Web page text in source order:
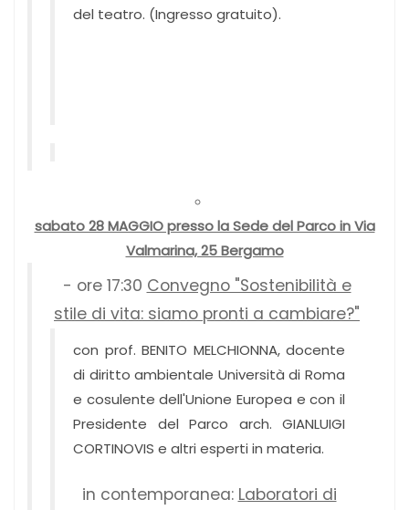
del teatro. (Ingresso gratuito).
sabato 28 MAGGIO presso la Sede del Parco in Via
Valmarina, 25 Bergamo
- ore 17:30 Convegno "Sostenibilità e
stile di vita: siamo pronti a cambiare?"
con prof. BENITO MELCHIONNA, docente
di diritto ambientale Università di Roma
e cosulente dell'Unione Europea e con il
Presidente del Parco arch. GIANLUIGI
CORTINOVIS e altri esperti in materia.
in contemporanea: Laboratori di